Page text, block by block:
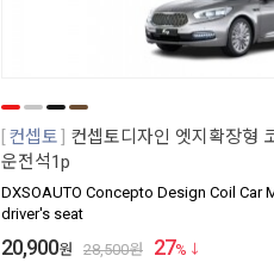
컨셉토
컨셉토디자인 엣지확장형
운전석1p
DXSOAUTO Concepto Design Coil Car
driver's seat
20,900원 28,500원 27%